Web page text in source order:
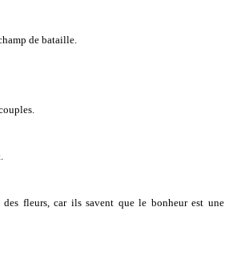
de bataille.
des fleurs, car ils savent que le bonheur est une